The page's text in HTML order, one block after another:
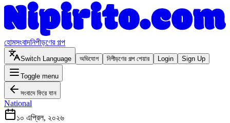
হোমসংবাদনিপীড়ণের গল্প
Switch Language অভিযোগ নিপীড়ণের গল্প শেয়ার Login Sign Up
Toggle menu
সংবাদে ফিরে যান
National
১০ এপ্রিল, ২০২৬